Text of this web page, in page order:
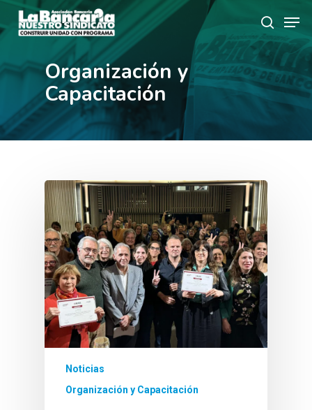
Skip
main
search
Organización y
Capacitación
Noticias
Organización y Capacitación